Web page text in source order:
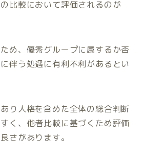
比較において評価されるのが
め、優秀グループに属するか否
伴う処遇に有利不利があるとい
り人格を含めた全体の総合判断
く、他者比較に基づくため評価
さがあります。